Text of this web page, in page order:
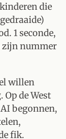
die
1 seconde,
zijn nummer
willen
de West
begonnen,
fik.